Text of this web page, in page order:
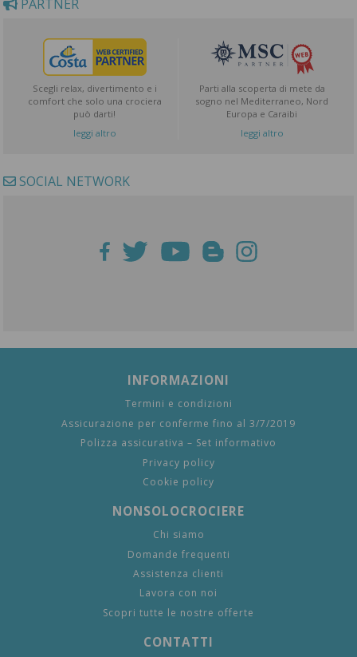
PARTNER
Scegli relax, divertimento e i
comfort che solo una crociera
può darti!
leggi altro
Parti alla scoperta di mete da
sogno nel Mediterraneo, Nord
Europa e Caraibi
leggi altro
SOCIAL NETWORK
INFORMAZIONI
Termini e condizioni
Assicurazione per conferme fino al 3/7/2019
Polizza assicurativa – Set informativo
Privacy policy
Cookie policy
NONSOLOCROCIERE
Chi siamo
Domande frequenti
Assistenza clienti
Lavora con noi
Scopri tutte le nostre offerte
CONTATTI